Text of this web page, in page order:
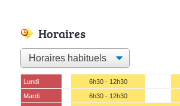
Horaires
Lundi 6h30 - 12h30
Mardi
6h30 - 12h30